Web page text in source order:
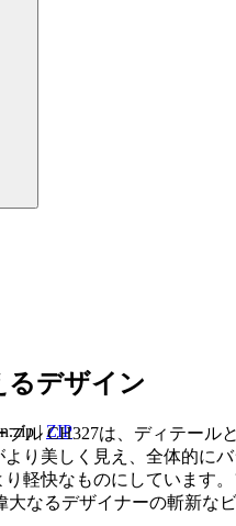
| ZIP
るデザイン
ブル CH327は、ディテー
り美しく見え、全体的に
軽快なものにしています
大なるデザイナーの斬新な